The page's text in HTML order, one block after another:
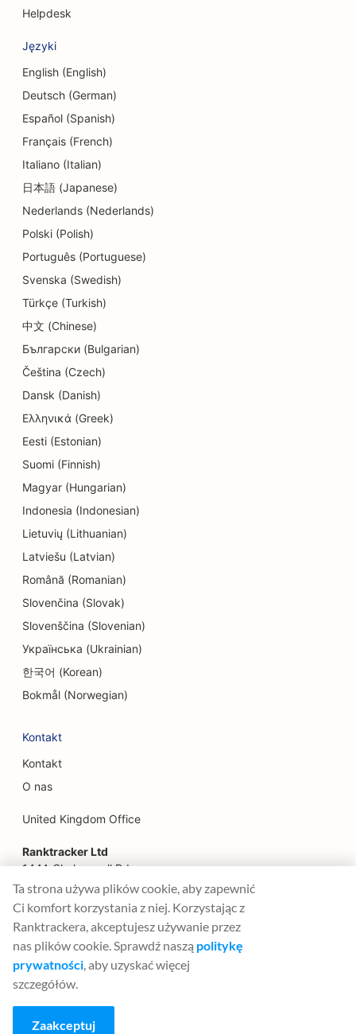
SEO dla usług doradztwa w zakresie zadłużenia
SEO dla usług wymiany walut
SEO dla studiów tańca
SEO dla usług dermabrazji
SEO dla ośrodków opieki dziennej
SEO dla klinik dentystycznych
SEO dla sklepów z detalami
SEO dla restauracji
SEO dla sklepów z babeczkami
SEO dla sklepów z pączkami
SEO dla elektryków
SEO dla pralni chemicznych
SEO dla sklepów z elektroniką
SEO dla endodontów
SEO dla rozrywki i rekreacji
SEO dla escape roomów
EO dla restauracji etnicznych
SEO dla restauracji typu 'od pola do stołu
SEO dla usług liftingu twarzy
SEO dla restauracji rodzinnych
SEO dla restauracji szybkiej obsługi
SEO dla kwiaciarni
SEO dla usług finansowych
SEO dla food courtów
SEO dla francuskich cukierni
SEO dla food trucków
SEO dla sklepów z mrożonymi jogurtami
Helpdesk
Języki
English (English)
Deutsch (German)
Español (Spanish)
Français (French)
Italiano (Italian)
日本語 (Japanese)
Nederlands (Nederlands)
Polski (Polish)
Português (Portuguese)
Svenska (Swedish)
Türkçe (Turkish)
中文 (Chinese)
Български (Bulgarian)
Čeština (Czech)
Dansk (Danish)
Ελληνικά (Greek)
Eesti (Estonian)
Suomi (Finnish)
Magyar (Hungarian)
Indonesia (Indonesian)
Lietuvių (Lithuanian)
Latviešu (Latvian)
Română (Romanian)
Slovenčina (Slovak)
Slovenščina (Slovenian)
Українська (Ukrainian)
한국어 (Korean)
Bokmål (Norwegian)
Kontakt
Kontakt
O nas
United Kingdom Office
Ranktracker Ltd
144A Clerkenwell Rd
London, EC1R 5DF
Company No: 08820809
felix@ranktracker.com
2015 -
Ta strona używa plików cookie, aby zapewnić
Ci komfort korzystania z niej. Korzystając z
Ranktrackera, akceptujesz używanie przez
nas plików cookie. Sprawdź naszą politykę
prywatności, aby uzyskać więcej
szczegółów.
Zaakceptuj